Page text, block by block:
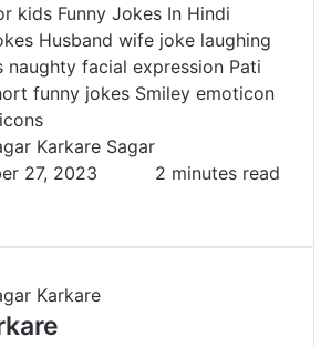
kids Funny Jokes In Hindi
Husband wife joke laughing
naughty facial expression Pati
funny jokes Smiley emoticon
Sagar
27, 2023
2 minutes read
n
e
d
m
l
r
n
e
r
d
i
t
o
a
a
e
v
i
t